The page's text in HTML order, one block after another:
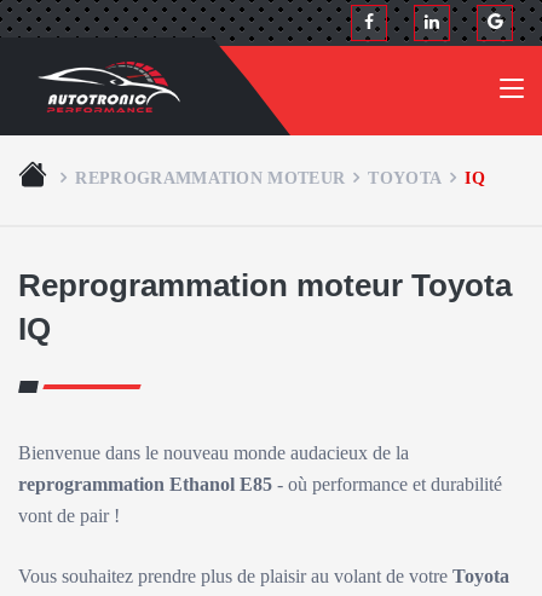
REPROGRAMMATION MOTEUR TOYOTA IQ
Reprogrammation moteur Toyota
IQ
Bienvenue dans le nouveau monde audacieux de la
reprogrammation Ethanol E85 - où performance et durabilité
vont de pair !
Vous souhaitez prendre plus de plaisir au volant de votre Toyota